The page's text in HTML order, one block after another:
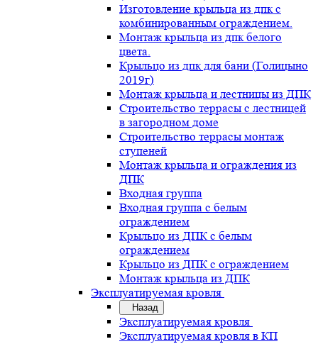
Изготовление крыльца из дпк с
комбинированным ограждением.
Монтаж крыльца из дпк белого
цвета.
Крыльцо из дпк для бани (Голицыно
2019г)
Монтаж крыльца и лестницы из ДПК
Строительство террасы с лестницей
в загородном доме
Строительство террасы монтаж
ступеней
Монтаж крыльца и ограждения из
ДПК
Входная группа
Входная группа с белым
ограждением
Крыльцо из ДПК с белым
ограждением
Крыльцо из ДПК с ограждением
Монтаж крыльца из ДПК
Эксплуатируемая кровля
Назад
Эксплуатируемая кровля
Эксплуатируемая кровля в КП